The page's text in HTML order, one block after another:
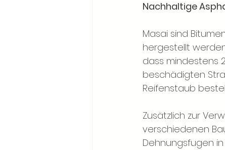
Nachhaltige
Masai sind
hergestellt
dass mindestens
beschädigten
Reifenstaub
Zusätzlich zur
verschiedenen
Dehnungsfugen